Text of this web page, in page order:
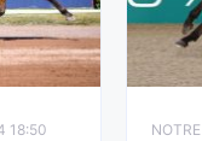
18:50